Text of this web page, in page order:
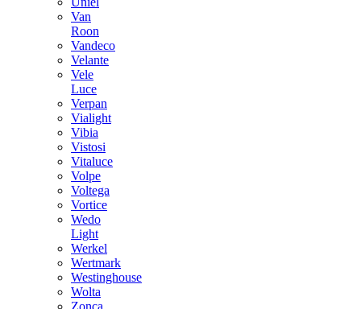
Van
Roon
Vandeco
Velante
Vele
Luce
Verpan
Vialight
Vibia
Vistosi
Vitaluce
Volpe
Voltega
Vortice
Wedo
Light
Werkel
Wertmark
Westinghouse
Wolta
Zonca